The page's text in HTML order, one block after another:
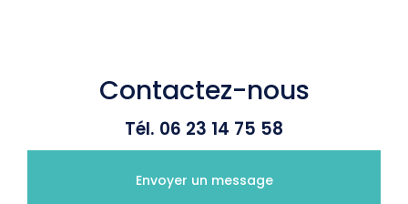
Contactez-nous
Tél. 06 23 14 75 58
Envoyer un message